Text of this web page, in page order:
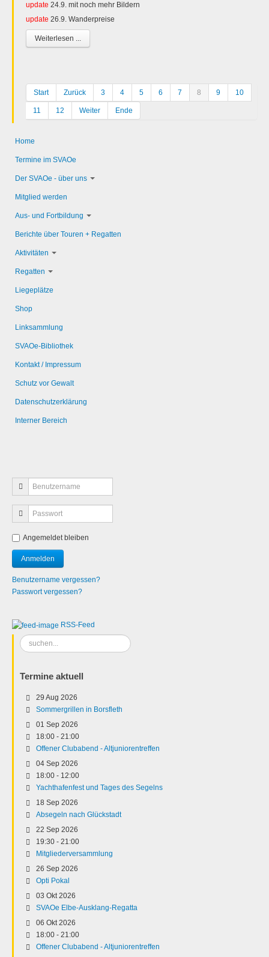
update 24.9. mit noch mehr Bildern
update 26.9. Wanderpreise
Weiterlesen ...
Start Zurück 3 4 5 6 7 8 9 10
11 12 Weiter Ende
Home
Termine im SVAOe
Der SVAOe - über uns
Mitglied werden
Aus- und Fortbildung
Berichte über Touren + Regatten
Aktivitäten
Regatten
Liegeplätze
Shop
Linksammlung
SVAOe-Bibliothek
Kontakt / Impressum
Schutz vor Gewalt
Datenschutzerklärung
Interner Bereich
Angemeldet bleiben
Benutzername vergessen?
Passwort vergessen?
RSS-Feed
Suchen
...
Termine aktuell
29 Aug 2026
Sommergrillen in Borsfleth
01 Sep 2026
18:00 - 21:00
Offener Clubabend - Altjuniorentreffen
04 Sep 2026
18:00 - 12:00
Yachthafenfest und Tages des Segelns
18 Sep 2026
Absegeln nach Glückstadt
22 Sep 2026
19:30 - 21:00
Mitgliederversammlung
26 Sep 2026
Opti Pokal
03 Okt 2026
SVAOe Elbe-Ausklang-Regatta
06 Okt 2026
18:00 - 21:00
Offener Clubabend - Altjuniorentreffen